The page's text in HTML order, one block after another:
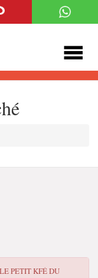
LE PETIT KFÉ DU